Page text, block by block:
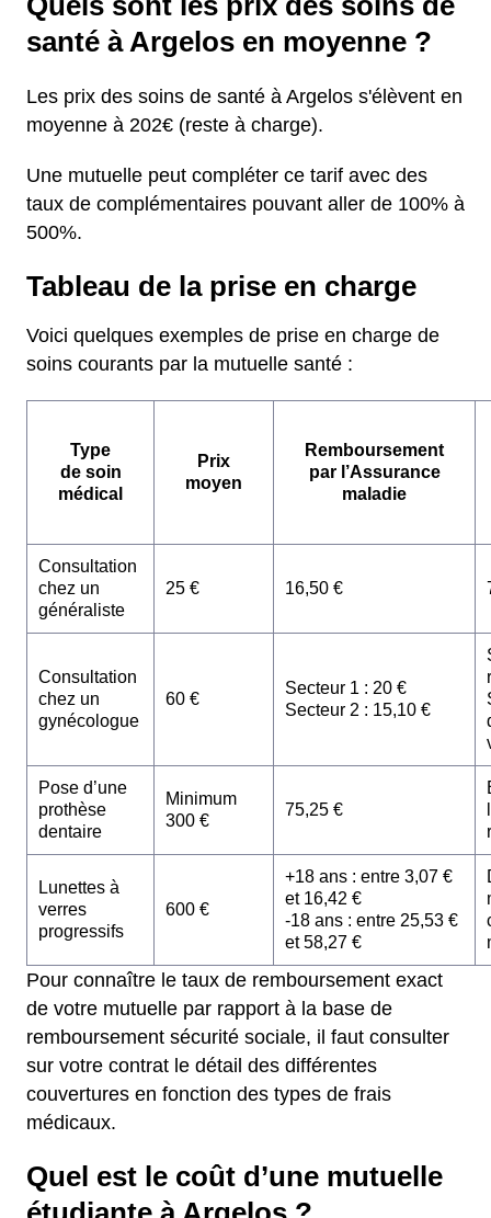
santé à Argelos en moyenne ?
Les prix des soins de santé à Argelos s'élèvent en
moyenne à 202€ (reste à charge).
Une mutuelle peut compléter ce tarif avec des
taux de complémentaires pouvant aller de 100% à
500%.
Tableau de la prise en charge
Voici quelques exemples de prise en charge de
soins courants par la mutuelle santé :
Type
de soin
médical
Prix
moyen
Remboursement
par l’Assurance
maladie
Consultation
chez un
généraliste
25 € 16,50 €
Consultation
chez un
gynécologue
60 €
Secteur 1 : 20 €
Secteur 2 : 15,10 €
Pose d’une
prothèse
dentaire
Minimum
300 €
75,25 €
Lunettes à
verres
progressifs
600 €
+18 ans : entre 3,07 €
et 16,42 €
-18 ans : entre 25,53 €
et 58,27 €
Pour connaître le taux de remboursement exact
de votre mutuelle par rapport à la base de
remboursement sécurité sociale, il faut consulter
sur votre contrat le détail des différentes
couvertures en fonction des types de frais
médicaux.
Quel est le coût d’une mutuelle